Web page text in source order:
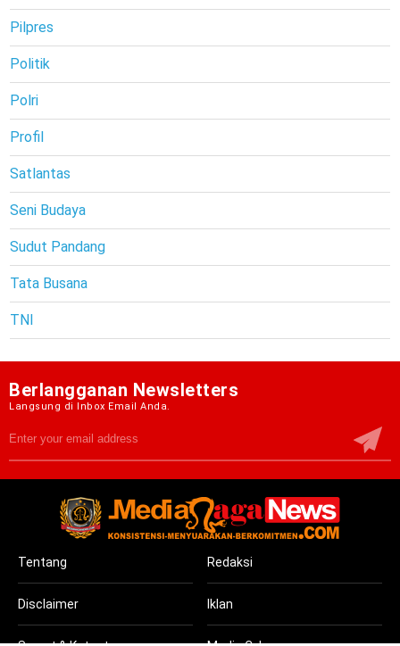
Pilpres
Politik
Polri
Profil
Satlantas
Seni Budaya
Sudut Pandang
Tata Busana
TNI
Berlangganan Newsletters
Langsung di Inbox Email Anda.
Tentang Redaksi
Disclaimer Iklan